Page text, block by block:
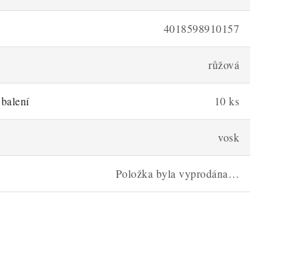
4018598910157
růžová
10 ks
vosk
Položka byla vyprodána…